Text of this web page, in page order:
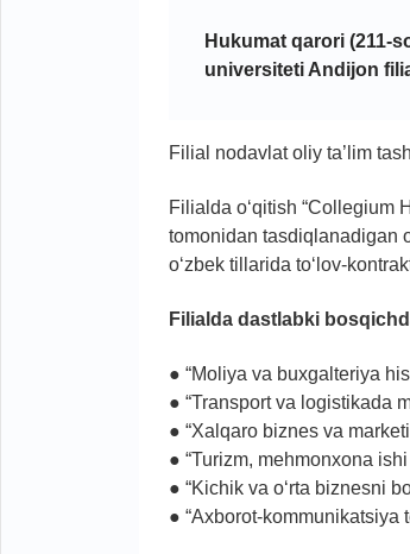
Hukumat qarori (211-
universiteti Andijon
Filial nodavlat oliy ta’lim
Filialda o‘qitish “Collegium
tomonidan tasdiqlanadigan
o‘zbek tillarida to‘lov-
Filialda dastlabki
● “Moliya va buxgalteriya
● “Transport va logistikada
● “Xalqaro biznes va
● “Turizm, mehmonxona
● “Kichik va o‘rta biznesni
● “Axborot-kommunikatsiya